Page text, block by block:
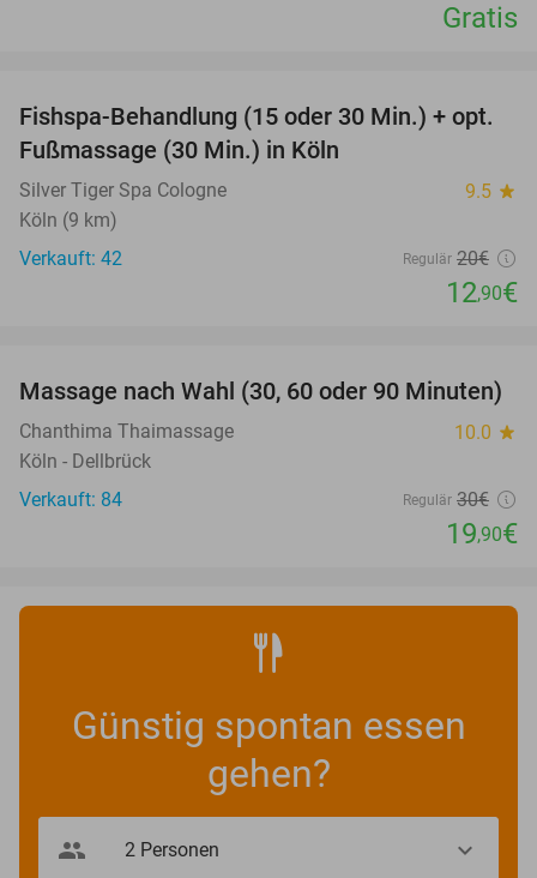
Gratis
36%
Fishspa-Behandlung (15 oder 30 Min.) + opt.
Fußmassage (30 Min.) in Köln
Silver Tiger Spa Cologne 9.5 star
Köln (9 km)
Verkauft: 42
Regulär 20€
12,90€
34%
Massage nach Wahl (30, 60 oder 90 Minuten)
Chanthima Thaimassage 10.0 star
Köln - Dellbrück
Verkauft: 84
Regulär 30€
19,90€
Günstig spontan essen
gehen?